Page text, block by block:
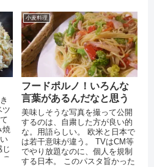
ツ
焼
小麦料理
フードポルノ！いろんな
言葉があるんだなと思う
美味しそうな写真を撮って公開
するのは、自粛した方が良い的
な。用語らしい。 欧米と日本で
は若干意味が違う。 TVはCM等
でやり放題なのに、個人を規制
する日本。 このパスタ旨かった